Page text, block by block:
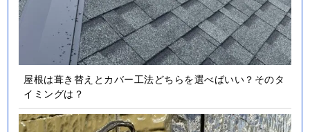
屋根は葺き替えとカバー工法どちらを選べばいい？そのタ
イミングは？